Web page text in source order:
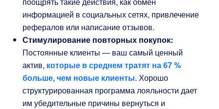
информацией в социальных сетях, привлечение
рефералов или написание отзывов.
Стимулирование повторных покупок:
Постоянные клиенты — ваш самый ценный
актив, которые в среднем тратят на 67 %
больше, чем новые клиенты. Хорошо
структурированная программа лояльности дает
им убедительные причины вернуться и